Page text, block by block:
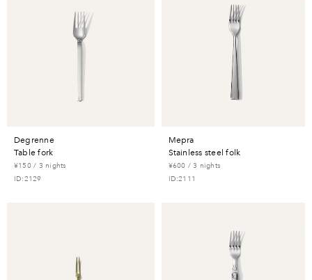
degrenne
table fork
¥150 / 3 nights
ID:2129
mepra
stainless steel folk
¥600 / 3 nights
ID:2111